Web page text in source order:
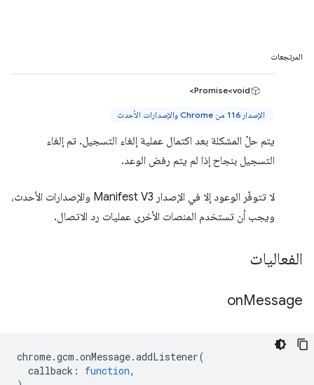
المرتجعات
Promise<void>
الإصدار 116 من Chrome والإصدارات الأحدث
يتم حلّ المشكلة بعد اكتمال عملية إلغاء التسجيل. تم إلغاء
التسجيل بنجاح إذا لم يتم رفض الوعد.
لا تتوفّر الوعود إلا في الإصدار Manifest V3 والإصدارات الأحدث،
ويجب أن تستخدم المنصات الأخرى عمليات رد الاتصال.
الفعاليات
onMessage
chrome.gcm .onMessage.addListener(
callback : function,